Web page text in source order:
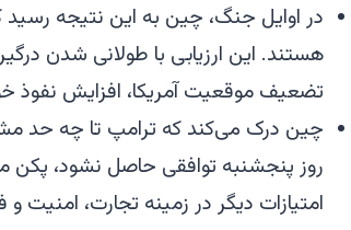
در اوایل جنگ، چین به این نتیجه رسید
هستند. این ارزیابی با طولانی شدن
تضعیف موقعیت آمریکا، افزایش نفوذ
چین درک می‌کند که ترامپ تا چه حد
روز پنجشنبه توافقی حاصل نشود، پکن
امتیازات دیگر در زمینه تجارت، امنیت